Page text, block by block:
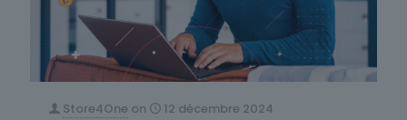
Store4One on 12 décembre 2024